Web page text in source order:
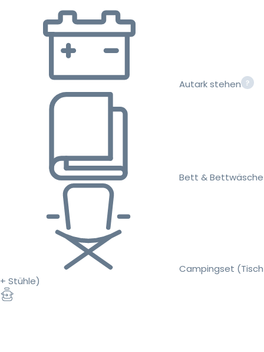
Autark stehen
Bett & Bettwäsche
Campingset (Tisch
+ Stühle)